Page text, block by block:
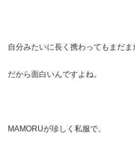
自分みたいに長く携わってもまだま
だから面白いんですよね。
MAMORUが珍しく私服で、